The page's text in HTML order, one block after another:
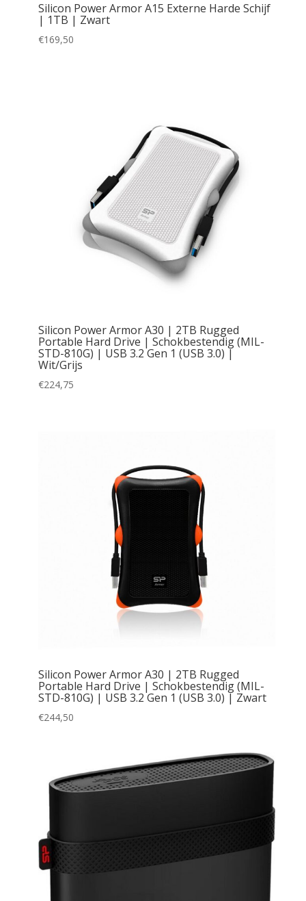
Silicon Power Armor A15 Externe Harde Schijf
| 1TB | Zwart
€169,50
Silicon Power Armor A30 | 2TB Rugged
Portable Hard Drive | Schokbestendig (MIL-
STD-810G) | USB 3.2 Gen 1 (USB 3.0) |
Wit/Grijs
€224,75
Silicon Power Armor A30 | 2TB Rugged
Portable Hard Drive | Schokbestendig (MIL-
STD-810G) | USB 3.2 Gen 1 (USB 3.0) | Zwart
€244,50